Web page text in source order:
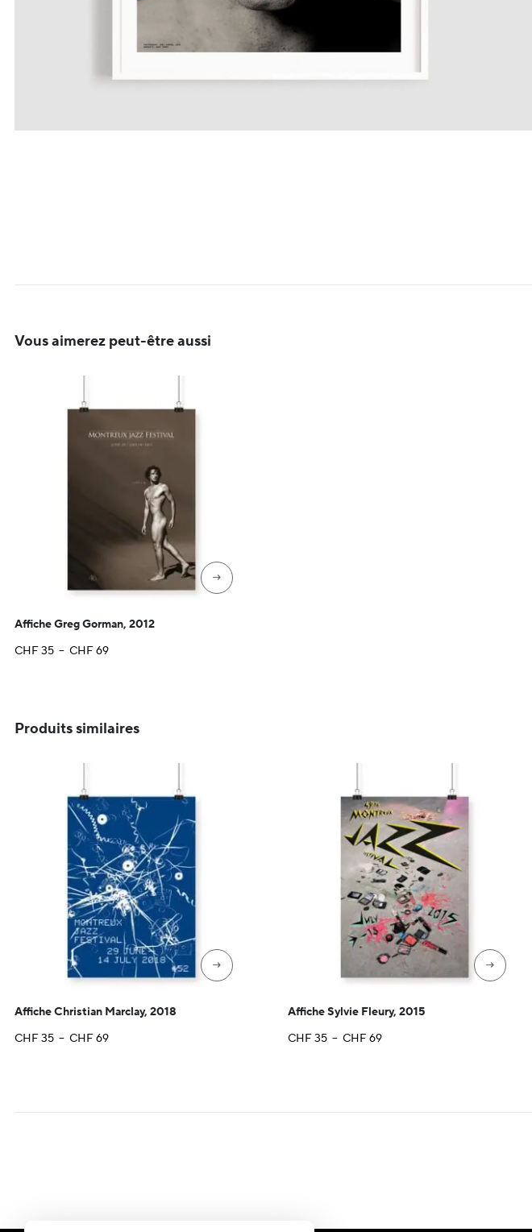
Vous aimerez peut-être aussi
→
Affiche Greg Gorman, 2012
CHF35 – CHF69Plage
CHF 69
Produits similaires
→
Affiche Christian Marclay, 2018
CHF35 – CHF69Plage
→
Affiche Sylvie Fleury, 2015
CHF35 – CHF69Plage